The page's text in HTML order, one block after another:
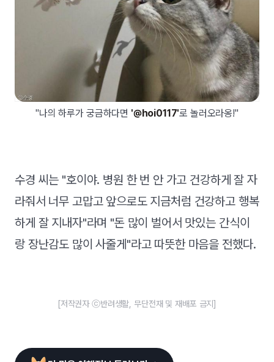
"나의 하루가 궁금하다면 '@hoi0117'로 놀러오라옹!"
수경 씨는 "호이야. 병원 한 번 안 가고 건강하게 잘 자
라줘서 너무 고맙고 앞으로도 지금처럼 건강하고 행복
하게 잘 지내자"라며 "돈 많이 벌어서 맛있는 간식이
랑 장난감도 많이 사줄게"라고 따뜻한 마음을 전했다.
[저작권자 ⓒ반려생활, 무단전재 및 재배포 금지]